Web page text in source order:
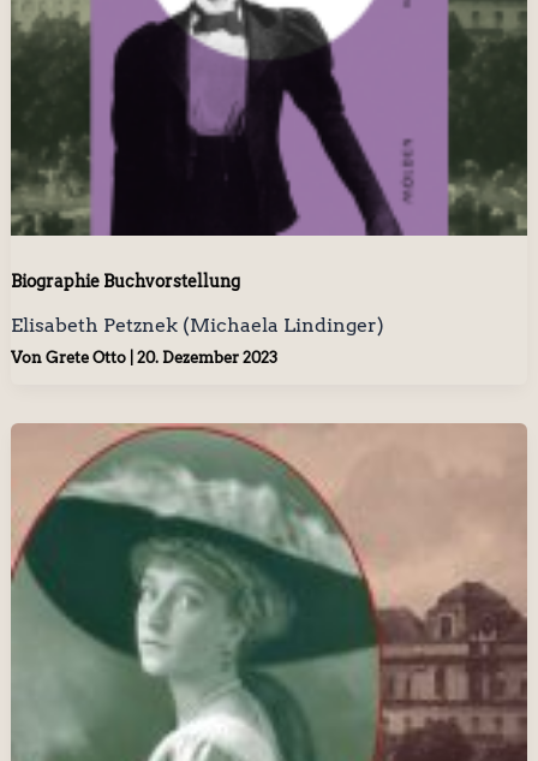
Biographie Buchvorstellung
Elisabeth Petznek (Michaela Lindinger)
Von Grete Otto 20. Dezember 2023